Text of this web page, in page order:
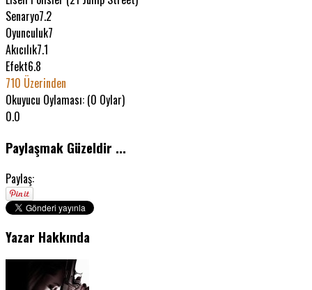
Senaryo7.2
Oyunculuk7
Akıcılık7.1
Efekt6.8
710 Üzerinden
Okuyucu Oylaması: (0 Oylar)
0.0
Paylaşmak Güzeldir ...
Paylaş:
Yazar Hakkında